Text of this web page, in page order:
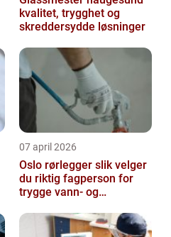
kvalitet, trygghet og
skreddersydde løsninger
07 april 2026
Oslo rørlegger slik velger
du riktig fagperson for
trygge vann- og